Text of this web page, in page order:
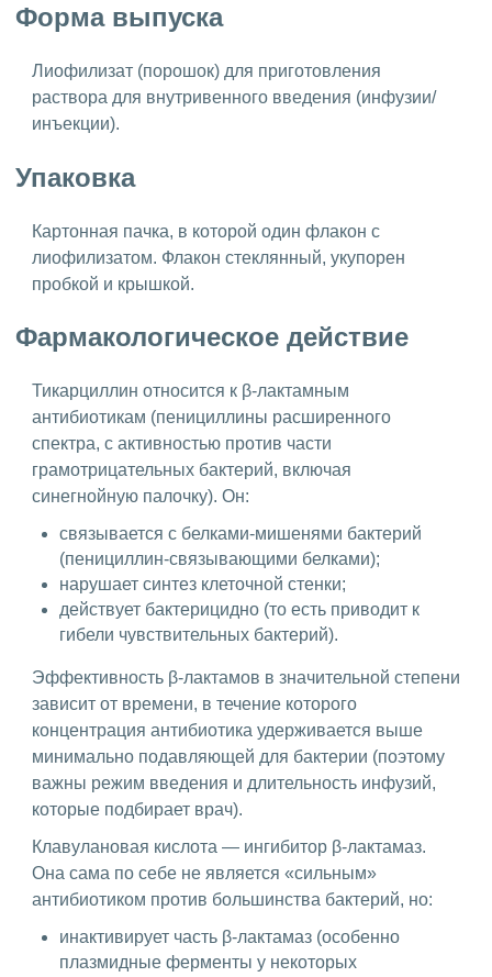
Форма выпуска
Лиофилизат (порошок) для приготовления
раствора для внутривенного введения (инфузии/
инъекции).
Упаковка
Картонная пачка, в которой один флакон с
лиофилизатом. Флакон стеклянный, укупорен
пробкой и крышкой.
Фармакологическое действие
Тикарциллин относится к β-лактамным
антибиотикам (пенициллины расширенного
спектра, с активностью против части
грамотрицательных бактерий, включая
синегнойную палочку). Он:
связывается с белками-мишенями бактерий
(пенициллин-связывающими белками);
нарушает синтез клеточной стенки;
действует бактерицидно (то есть приводит к
гибели чувствительных бактерий).
Эффективность β-лактамов в значительной степени
зависит от времени, в течение которого
концентрация антибиотика удерживается выше
минимально подавляющей для бактерии (поэтому
важны режим введения и длительность инфузий,
которые подбирает врач).
Клавулановая кислота — ингибитор β-лактамаз.
Она сама по себе не является «сильным»
антибиотиком против большинства бактерий, но:
инактивирует часть β-лактамаз (особенно
плазмидные ферменты у некоторых